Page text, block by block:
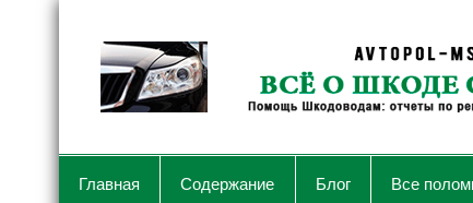
Главная Содержание Блог Все